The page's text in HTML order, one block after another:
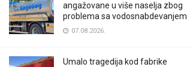
angažovane u više naselja zbog
problema sa vodosnabdevanjem
07.08.2026.
Umalo tragedija kod fabrike